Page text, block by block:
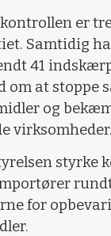
er
Samtidig
41
om at stoppe
og
virksomheder.
styrke
for